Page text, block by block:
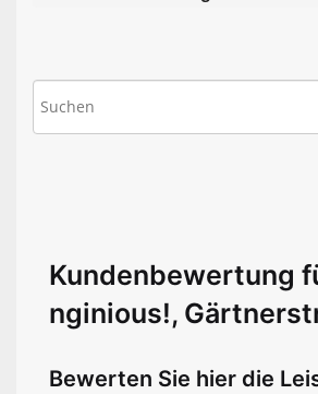
Kundenbewertung
nginious!,
Bewerten Sie hier die